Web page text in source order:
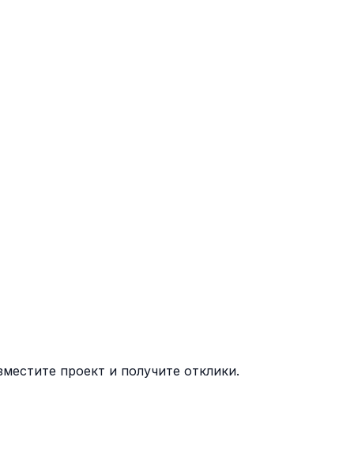
проект и получите отклики.